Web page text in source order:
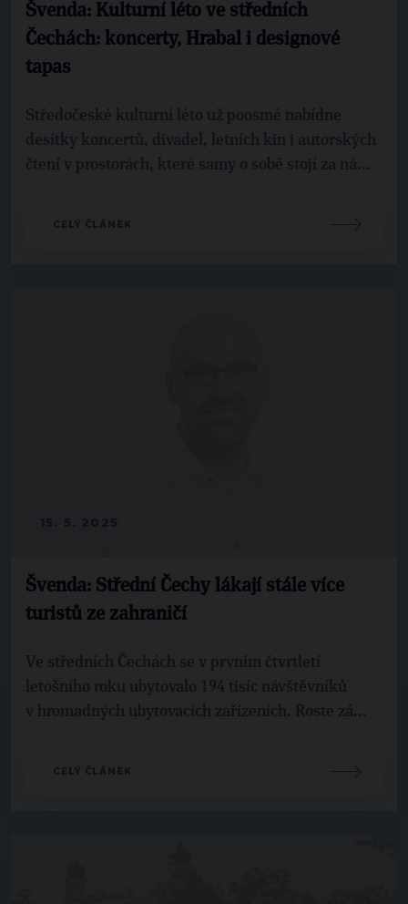
Švenda: Kulturní léto ve středních
Čechách: koncerty, Hrabal i designové
tapas
Středočeské kulturní léto už poosmé nabídne
desítky koncertů, divadel, letních kin i autorských
čtení v prostorách, které samy o sobě stojí za ná...
CELÝ ČLÁNEK
Švenda: Střední Čechy lákají stále více
turistů ze zahraničí
Ve středních Čechách se v prvním čtvrtletí
letošního roku ubytovalo 194 tisíc návštěvníků
v hromadných ubytovacích zařízeních. Roste zá...
CELÝ ČLÁNEK